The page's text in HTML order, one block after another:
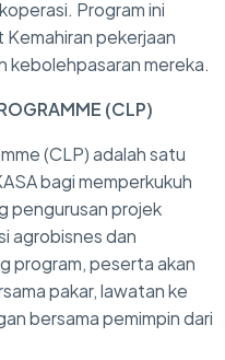
Program ini
pekerjaan
mereka.
(CLP)
(CLP) adalah satu
bagi memperkukuh
pengurusan projek
agrobisnes dan
program, peserta akan
pakar, lawatan ke
bersama pemimpin dari